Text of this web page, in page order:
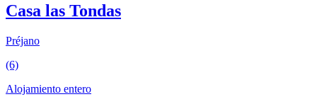
Casa las Tondas
Préjano
(6)
Alojamiento entero